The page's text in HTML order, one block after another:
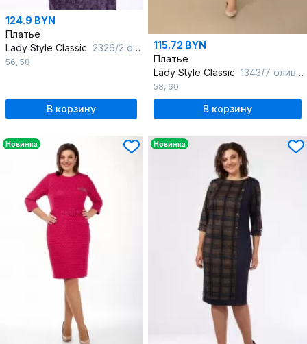
124.9 BYN
Платье
Lady Style Classic 2326/2 фиолетовые-тона
56, 58
В корзину
115.72 BYN
Платье
Lady Style Classic 1343/7 оливковый
58, 60
В корзину
Новинка Новинка